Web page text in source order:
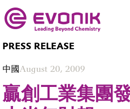
PRESS RELEASE
中國August 20, 2009
贏創工業集團